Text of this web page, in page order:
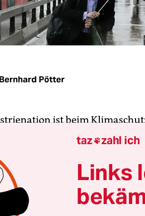
Bernhard Pötter
ist beim
ist, zeigen nicht nur die
der Welt – 13 Kilometer hinter
Tate Gallery in
Kohlekraftwerk
CO
-Emissionen gesenkt.
stehen.
taz zahl ich
Links